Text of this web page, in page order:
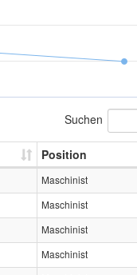
Suchen
Position
Maschinist
Maschinist
Maschinist
Maschinist